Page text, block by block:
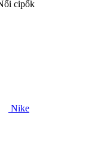
cipők
Nike